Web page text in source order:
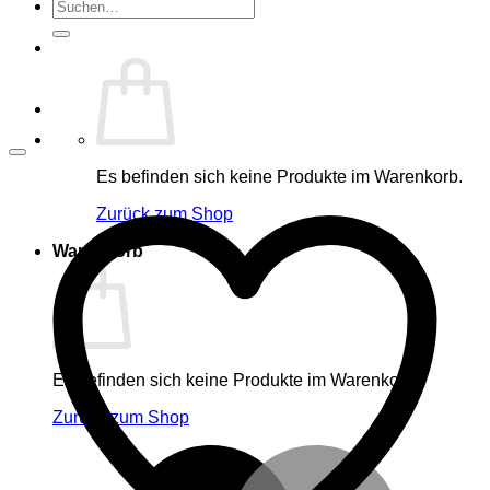
Suche
nach:
Es befinden sich keine Produkte im Warenkorb.
Zurück zum Shop
Warenkorb
Es befinden sich keine Produkte im Warenkorb.
Zurück zum Shop